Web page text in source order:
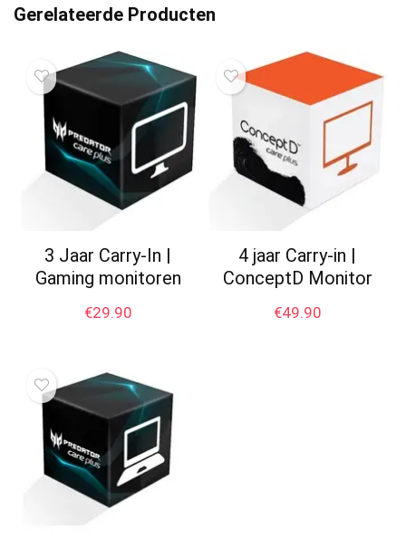
Gerelateerde Producten
3 Jaar Carry-In |
Gaming monitoren
€29.90
4 jaar Carry-in |
ConceptD Monitor
€49.90